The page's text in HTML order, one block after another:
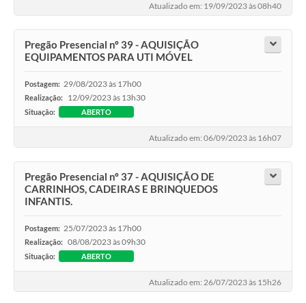
Atualizado em: 19/09/2023 às 08h40
Pregão Presencial nº 39 - AQUISIÇÃO
EQUIPAMENTOS PARA UTI MÓVEL
Postagem: 29/08/2023 às 17h00
Realização: 12/09/2023 às 13h30
Situação: ABERTO
Atualizado em: 06/09/2023 às 16h07
Pregão Presencial nº 37 - AQUISIÇÃO DE
CARRINHOS, CADEIRAS E BRINQUEDOS
INFANTIS.
Postagem: 25/07/2023 às 17h00
Realização: 08/08/2023 às 09h30
Situação: ABERTO
Atualizado em: 26/07/2023 às 15h26